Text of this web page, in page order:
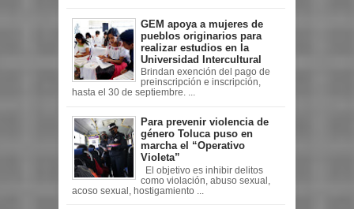
GEM apoya a mujeres de
pueblos originarios para
realizar estudios en la
Universidad Intercultural
Brindan exención del pago de
preinscripción e inscripción,
hasta el 30 de septiembre. ...
Para prevenir violencia de
género Toluca puso en
marcha el “Operativo
Violeta”
El objetivo es inhibir delitos
como violación, abuso sexual,
acoso sexual, hostigamiento ...